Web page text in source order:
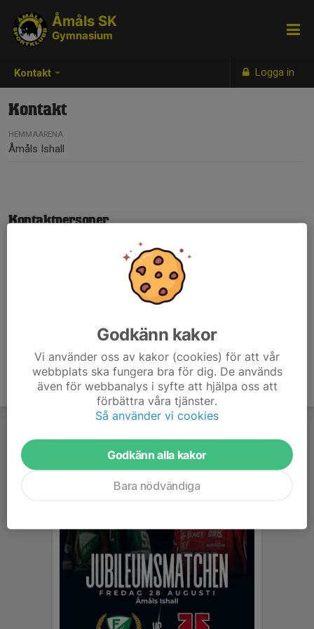
Kontakt Logga in
Åmåls SK
Gymnasium
Kontakt
HEMMAARENA
Åmåls Ishall
Kontaktpersoner
Ordförande Åmåls SK
Godkänn kakor
Vi använder oss av kakor (cookies) för att vår
webbplats ska fungera bra för dig. De används
även för webbanalys i syfte att hjälpa oss att
förbättra våra tjänster.
Så använder vi cookies
Godkänn alla kakor
Bara nödvändiga